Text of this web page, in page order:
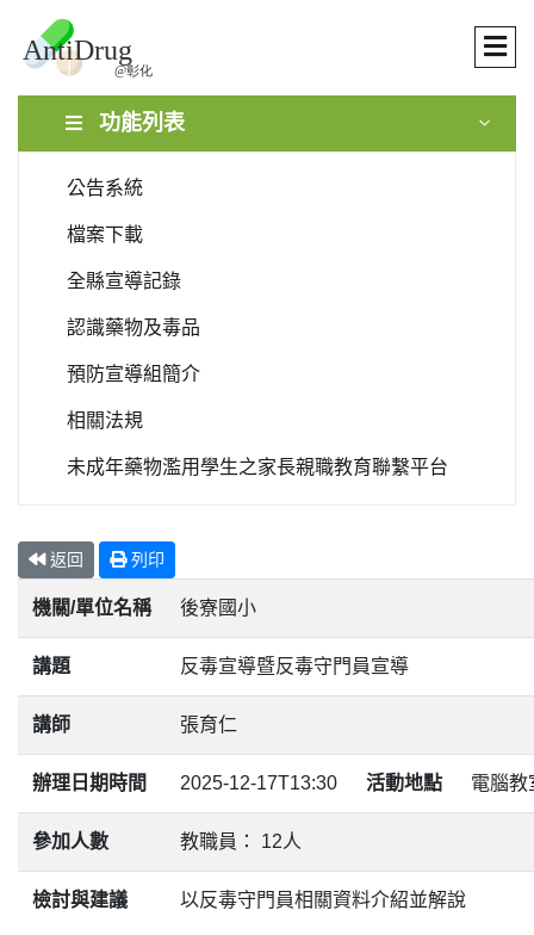
功能列表
公告系統
檔案下載
全縣宣導記錄
認識藥物及毒品
預防宣導組簡介
相關法規
未成年藥物濫用學生之家長親職教育聯繫平台
返回 列印
機關/單位名稱 後寮國小
講題 反毒宣導暨反毒守門員宣導
講師 張育仁
辦理日期時間 2025-12-17T13:30 活動地點 電腦教
參加人數 教職員： 12人
檢討與建議 以反毒守門員相關資料介紹並解說